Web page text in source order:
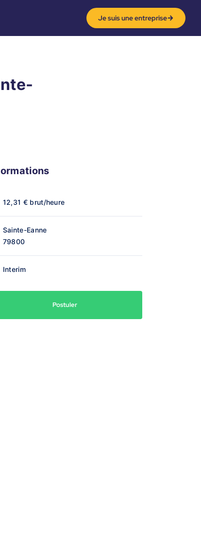
Je suis une entreprise
12,31 € brut/heure
Sainte-Eanne
79800
Interim
Postuler